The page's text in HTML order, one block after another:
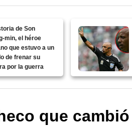
de Son
min, el héroe
que estuvo a un
de frenar su
por la guerra
que